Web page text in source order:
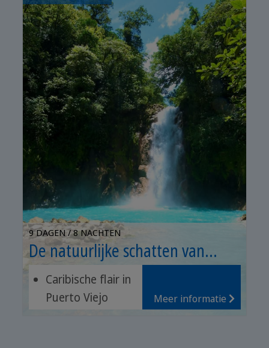
9 DAGEN / 8 NACHTEN
De natuurlijke schatten van
Costa Rica
Caribische flair in
Puerto Viejo
Meer informatie